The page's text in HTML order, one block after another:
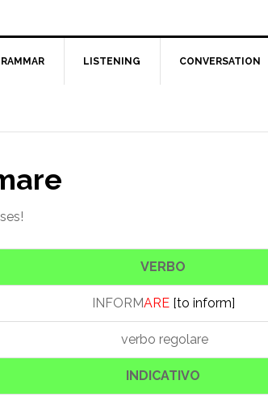
LISTENING CONVERSATION
VERBO
INFORMARE [to inform]
verbo regolare
INDICATIVO